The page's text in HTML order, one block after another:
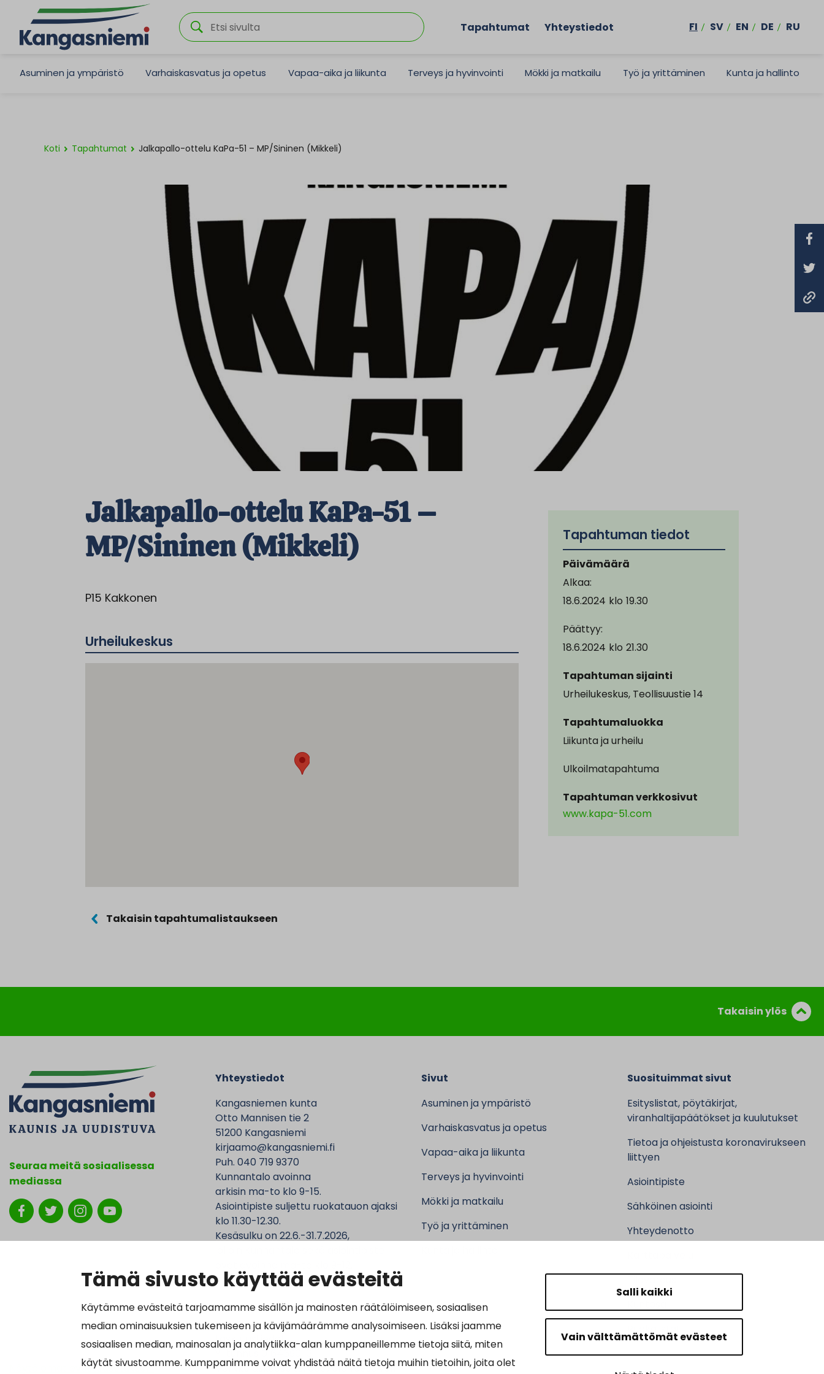
Tämä sivusto käyttää evästeitä
Käytämme evästeitä tarjoamamme sisällön ja mainosten räätälöimiseen, sosiaalisen
median ominaisuuksien tukemiseen ja kävijämäärämme analysoimiseen. Lisäksi jaamme
sosiaalisen median, mainosalan ja analytiikka-alan kumppaneillemme tietoja siitä, miten
käytät sivustoamme. Kumppanimme voivat yhdistää näitä tietoja muihin tietoihin, joita olet
Salli kaikki
Vain välttämättömät evästeet
Tapahtumat Yhteystiedot FI SV EN DE RU
Asuminen ja ympäristö Varhaiskasvatus ja opetus Vapaa-aika ja liikunta Terveys ja hyvinvointi Mökki ja matkailu Työ ja yrittäminen Kunta ja hallinto
Koti Tapahtumat Jalkapallo-ottelu KaPa-51 – MP/Sininen (Mikkeli)
Jalkapallo-ottelu KaPa-51 –
MP/Sininen (Mikkeli)
P15 Kakkonen
Urheilukeskus
Tapahtuman tiedot
Päivämäärä
Alkaa:
18.6.2024 klo 19.30
Päättyy:
18.6.2024 klo 21.30
Tapahtuman sijainti
Urheilukeskus, Teollisuustie 14
Tapahtumaluokka
Liikunta ja urheilu
Ulkoilmatapahtuma
Tapahtuman verkkosivut
www.kapa-51.com
Takaisin tapahtumalistaukseen
Takaisin ylös
Seuraa meitä sosiaalisessa
mediassa
Näytä omat evästeasetukseni
Yhteystiedot
Kangasniemen kunta
Otto Mannisen tie 2
51200 Kangasniemi
kirjaamo@kangasniemi.fi
Puh. 040 719 9370
Kunnantalo avoinna
arkisin ma-to klo 9-15.
Asiointipiste suljettu ruokatauon ajaksi
klo 11.30-12.30.
Kesäsulku on 22.6.-31.7.2026,
Laskutustiedot:
Y-tunnus 0164690-3
Verkkolaskuosoite: 0037016469034011
Sivut
Asuminen ja ympäristö
Varhaiskasvatus ja opetus
Vapaa-aika ja liikunta
Terveys ja hyvinvointi
Mökki ja matkailu
Työ ja yrittäminen
Suosituimmat sivut
Esityslistat, pöytäkirjat,
viranhaltijapäätökset ja kuulutukset
Tietoa ja ohjeistusta koronavirukseen
liittyen
Asiointipiste
Sähköinen asiointi
Yhteydenotto
Ruokalistat